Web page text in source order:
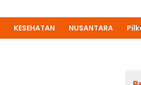
KESEHATAN NUSANTARA